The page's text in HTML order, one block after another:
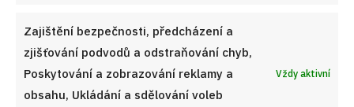
Zajištění bezpečnosti, předcházení a
zjišťování podvodů a odstraňování chyb,
Poskytování a zobrazování reklamy a
obsahu, Ukládání a sdělování voleb
Vždy aktivní